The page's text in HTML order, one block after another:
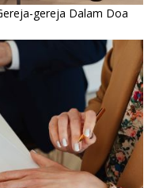
gereja Dalam Doa